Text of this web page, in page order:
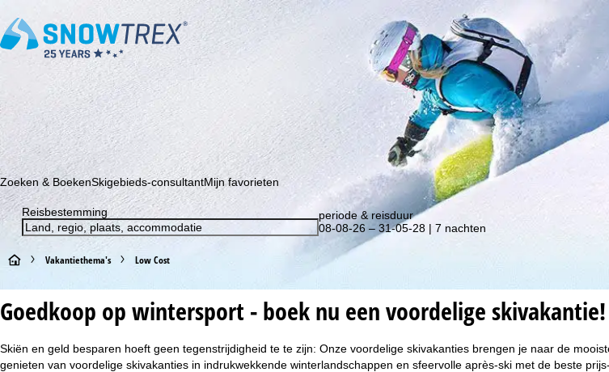
Schrijf je in voor onze nieuwsbrief en wees als eerste op de hoogte van onze kortingsacties!
Zoeken & BoekenSkigebieds-consultantMijn favorieten
Reisbestemming
periode & reisduur
08-08-26 – 31-05-28 | 7 nachten
S
t
r
Vakantiethema's Low Cost
Goedkoop op wintersport - boek nu een voordelige skivakantie!
Skiën en geld besparen hoeft geen tegenstrijdigheid te te zijn: Onze voordelige skivakanties brengen je naar de
genieten van voordelige skivakanties in indrukwekkende winterlandschappen en sfeervolle après-ski met de beste